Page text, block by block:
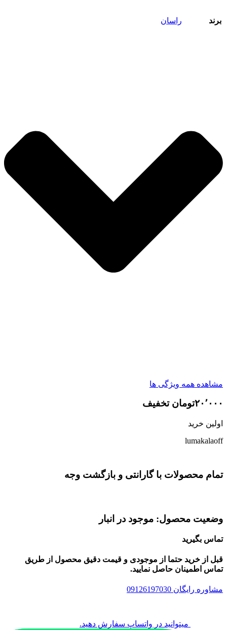
برند راسان
مشاهده همه ویژگی ها
۲۰٬۰۰۰تومان تخفیف
اولین خرید
lumakalaoff
تمام محصولات با گارانتی و بازگشت وجه
وضعیت محصول: موجود در انبار
تماس بگیرید
قبل از خرید حتما از موجودی و قیمت دقیق محصول از طریق
تماس اطمینان حاصل نمایید.
مشاوره رایگان 09126197030
میتوانید در واتساپ سفارش دهید.